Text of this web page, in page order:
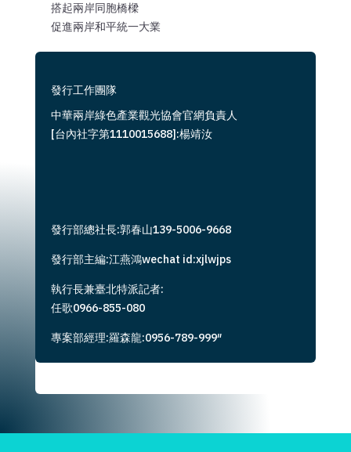
搭起兩岸同胞橋樑
促進兩岸和平統一大業
發行工作團隊
中華兩岸綠色產業觀光協會官網負責人
[台內社字第1110015688]:楊靖汝
發行部總社長:郭春山139-5006-9668
發行部主編:江燕鴻wechat id:xjlwjps
執行長兼臺北特派記者:
任歌0966-855-080
專案部經理:羅森龍:0956-789-999″